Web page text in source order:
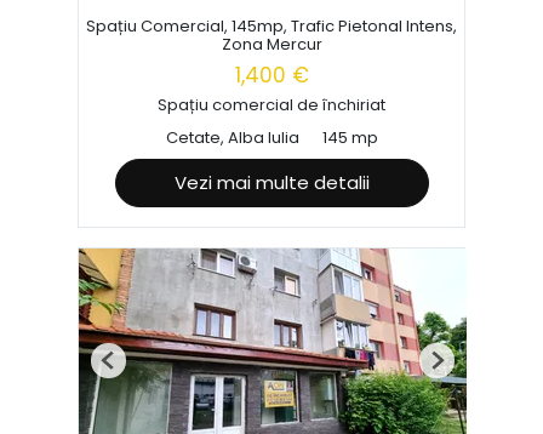
Spațiu Comercial, 145mp, Trafic Pietonal Intens,
Zona Mercur
1,400 €
Spațiu comercial de închiriat
Cetate, Alba Iulia
145 mp
Vezi mai multe detalii
Previous Next